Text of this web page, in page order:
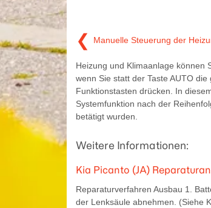
❮ Manuelle Steuerung der
Heizung und Klimaanlage können
wenn Sie statt der Taste AUTO die
Funktionstasten drücken. In
Systemfunktion nach der
betätigt wurden.
Weitere Informationen:
Kia Picanto (JA)
Reparaturverfahren Ausbau 1.
der Lenksäule abnehmen. (Siehe